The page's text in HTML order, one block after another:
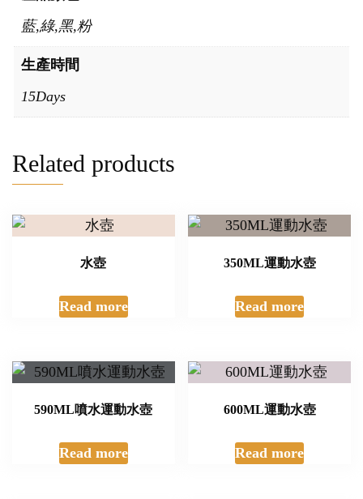
藍,綠,黑,粉
生產時間
15Days
Related products
水壺
Read more
350ML運動水壺
Read more
590ML噴水運動水壺
Read more
600ML運動水壺
Read more